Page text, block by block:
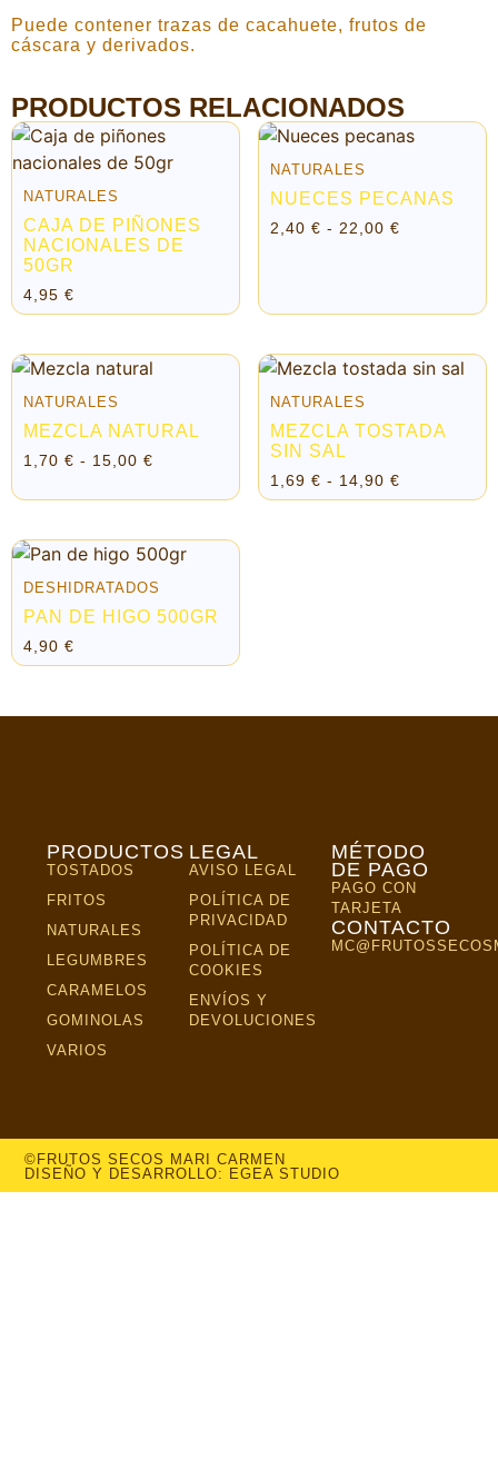
Puede contener trazas de cacahuete, frutos de
cáscara y derivados.
PRODUCTOS RELACIONADOS
NATURALES
CAJA DE PIÑONES
NACIONALES DE
50GR
4,95 €
NATURALES
NUECES PECANAS
2,40 € - 22,00 €
NATURALES
MEZCLA NATURAL
1,70 € - 15,00 €
NATURALES
MEZCLA TOSTADA
SIN SAL
1,69 € - 14,90 €
DESHIDRATADOS
PAN DE HIGO 500GR
4,90 €
PRODUCTOS
TOSTADOS
FRITOS
NATURALES
LEGUMBRES
CARAMELOS
GOMINOLAS
VARIOS
LEGAL
AVISO LEGAL
POLÍTICA DE
PRIVACIDAD
POLÍTICA DE
COOKIES
ENVÍOS Y
DEVOLUCIONES
MÉTODO
DE PAGO
PAGO CON
TARJETA
CONTACTO
©FRUTOS SECOS MARI CARMEN
DISEÑO Y DESARROLLO: EGEA STUDIO